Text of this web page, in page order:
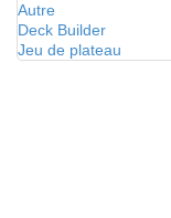
Autre
Deck Builder
Jeu de plateau